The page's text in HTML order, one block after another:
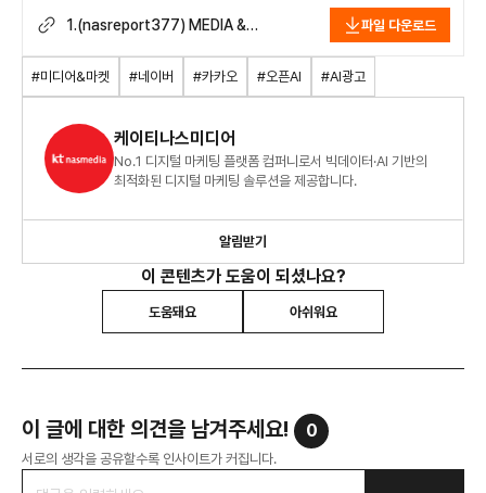
1.(nasreport377) MEDIA &
파일 다운로드
#미디어&마켓 #네이버 #카카오 #오픈AI #AI광고
케이티나스미디어
No.1 디지털 마케팅 플랫폼 컴퍼니로서 빅데이터·AI 기반의
최적화된 디지털 마케팅 솔루션을 제공합니다.
알림받기
이 콘텐츠가 도움이 되셨나요?
도움돼요 아쉬워요
이 글에 대한 의견을 남겨주세요! 0
서로의 생각을 공유할수록 인사이트가 커집니다.